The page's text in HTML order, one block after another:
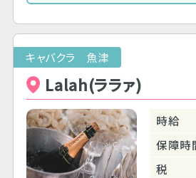
キャバクラ 魚津
Lalah(ララァ)
時給
保障時
税